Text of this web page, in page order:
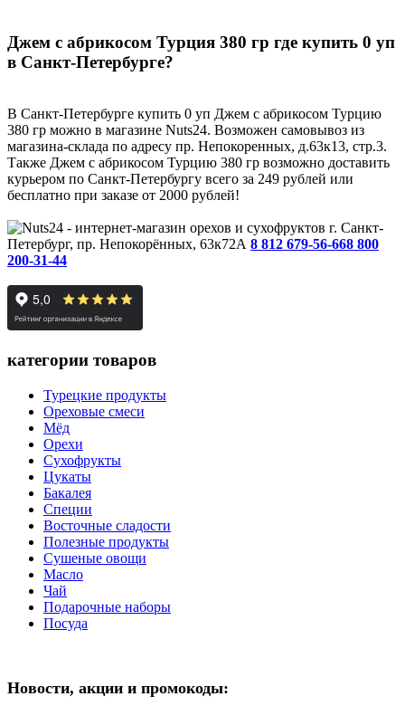
Джем с абрикосом Турция 380 гр где купить 0 уп
в Санкт-Петербурге?
В Санкт-Петербурге купить 0 уп Джем с абрикосом Турцию
380 гр можно в магазине Nuts24. Возможен самовывоз из
магазина-склада по адресу пр. Непокоренных, д.63к13, стр.3.
Также Джем с абрикосом Турцию 380 гр возможно доставить
курьером по Санкт-Петербургу всего за 249 рублей или
бесплатно при заказе от 2000 рублей!
г. Санкт-
Петербург, пр. Непокорённых, 63к72А 8 812 679-56-668 800
200-31-44
категории товаров
Турецкие продукты
Ореховые смеси
Мёд
Орехи
Сухофрукты
Цукаты
Бакалея
Специи
Восточные сладости
Полезные продукты
Сушеные овощи
Масло
Чай
Подарочные наборы
Посуда
Новости, акции и промокоды: